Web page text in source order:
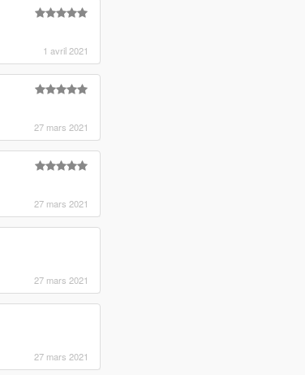
1 avril 2021
27 mars 2021
27 mars 2021
27 mars 2021
27 mars 2021